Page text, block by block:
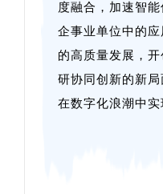
度融合，加速智
企事业单位中的
的高质量发展，
研协同创新的新
在数字化浪潮中实